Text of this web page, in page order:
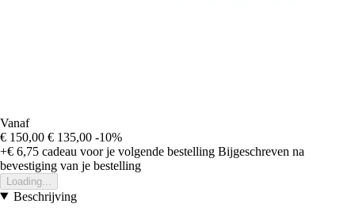
Vanaf
€ 150,00 € 135,00 -10%
+€ 6,75 cadeau voor je volgende bestelling Bijgeschreven na
bevestiging van je bestelling
Loading...
Beschrijving